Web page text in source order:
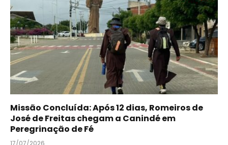
Missão Concluída: Após 12 dias, Romeiros de
José de Freitas chegam a Canindé em
Peregrinação de Fé
17/07/2026